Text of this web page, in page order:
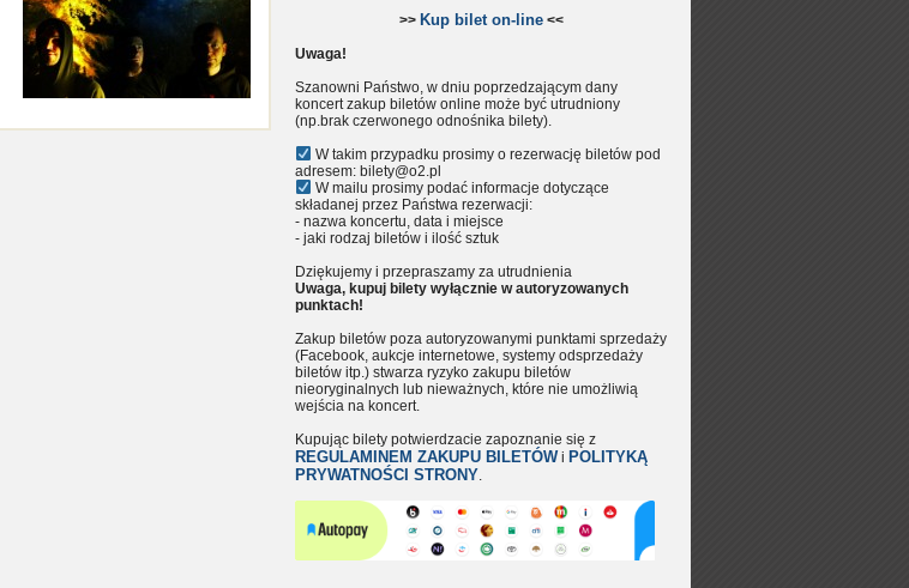
>> Kup bilet on-line<<
Uwaga!
Szanowni Państwo, w dniu poprzedzającym dany
koncert zakup biletów online może być utrudniony
(np.brak czerwonego odnośnika bilety).
W takim przypadku prosimy o rezerwację biletów pod
adresem: bilety@o2.pl
W mailu prosimy podać informacje dotyczące
składanej przez Państwa rezerwacji:
- nazwa koncertu, data i miejsce
- jaki rodzaj biletów i ilość sztuk
Dziękujemy i przepraszamy za utrudnienia
Uwaga, kupuj bilety wyłącznie w autoryzowanych
punktach!
Zakup biletów poza autoryzowanymi punktami sprzedaży
(Facebook, aukcje internetowe, systemy odsprzedaży
biletów itp.) stwarza ryzyko zakupu biletów
nieoryginalnych lub nieważnych, które nie umożliwią
wejścia na koncert.
Kupując bilety potwierdzacie zapoznanie się z
REGULAMINEM ZAKUPU BILETÓW i POLITYKĄ
PRYWATNOŚCI STRONY.